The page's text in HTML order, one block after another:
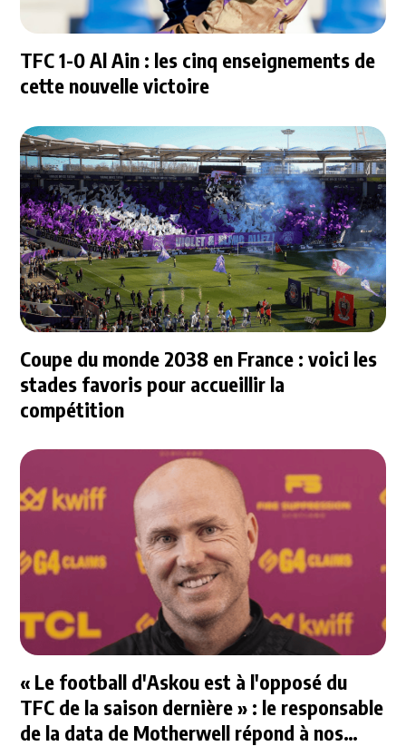
TFC 1-0 Al Ain : les cinq enseignements de
cette nouvelle victoire
Coupe du monde 2038 en France : voici les
stades favoris pour accueillir la
compétition
« Le football d'Askou est à l'opposé du
TFC de la saison dernière » : le responsable
de la data de Motherwell répond à nos